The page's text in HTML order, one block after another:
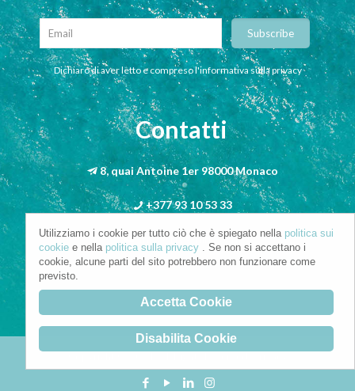
Dichiaro di aver letto e compreso l'informativa sulla privacy
Contatti
8, quai Antoine 1er 98000 Monaco
+377 93 10 53 33
info@riva-mbs.com
Utilizziamo i cookie per tutto ciò che è spiegato nella politica sui
cookie e nella politica sulla privacy . Se non si accettano i
cookie, alcune parti del sito potrebbero non funzionare come
previsto.
Accetta Cookie
Disabilita Cookie